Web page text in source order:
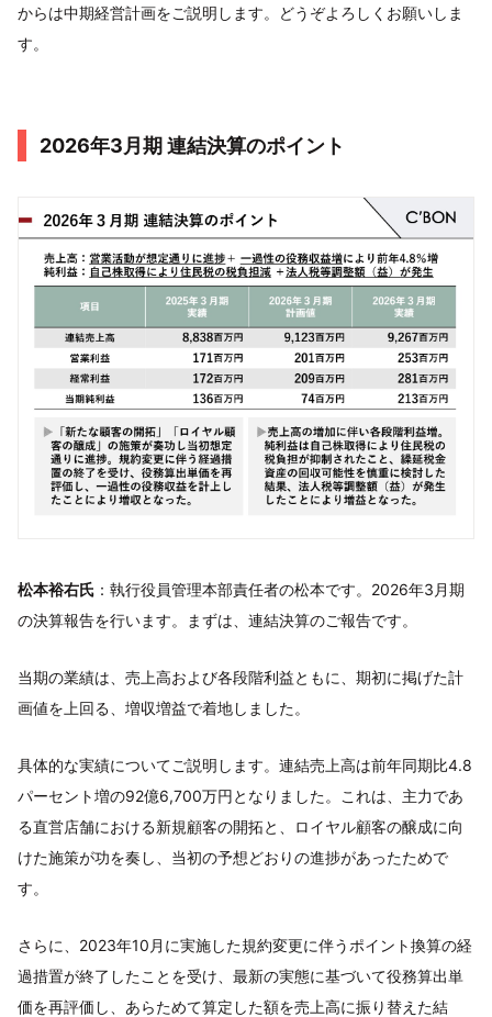
からは中期経営計画をご説明します。どうぞよろしくお願いしま
す。
2026年3月期 連結決算のポイント
松本裕右氏 ：執行役員管理本部責任者の松本です。2026年3月期
の決算報告を行います。まずは、連結決算のご報告です。
当期の業績は、売上高および各段階利益ともに、期初に掲げた計
画値を上回る、増収増益で着地しました。
具体的な実績についてご説明します。連結売上高は前年同期比4.8
パーセント増の92億6,700万円となりました。これは、主力であ
る直営店舗における新規顧客の開拓と、ロイヤル顧客の醸成に向
けた施策が功を奏し、当初の予想どおりの進捗があったためで
す。
さらに、2023年10月に実施した規約変更に伴うポイント換算の経
過措置が終了したことを受け、最新の実態に基づいて役務算出単
価を再評価し、あらためて算定した額を売上高に振り替えた結